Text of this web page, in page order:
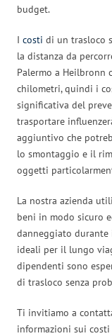
budget.
I costi di un trasloco
la distanza da
Palermo a
chilometri, quindi i
significativa del
trasportare
aggiuntivo che
lo smontaggio e il
oggetti
La nostra azienda
beni in modo sicuro
danneggiato durante
ideali per il lungo
dipendenti sono
di trasloco senza
Ti invitiamo a
informazioni sui